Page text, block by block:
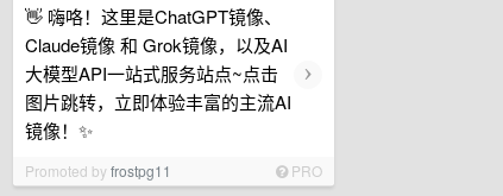
👋 嗨咯！这里是ChatGPT镜像、
Claude镜像 和 Grok镜像，以及AI
大模型API一站式服务站点~点击
图片跳转，立即体验丰富的主流AI
镜像！✨
›
Promoted byfrostpg11 PRO